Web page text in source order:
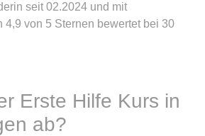
seit 02.2024 und mit
4,9 von 5 Sternen bewertet bei 30
Erste Hilfe Kurs in
ab?